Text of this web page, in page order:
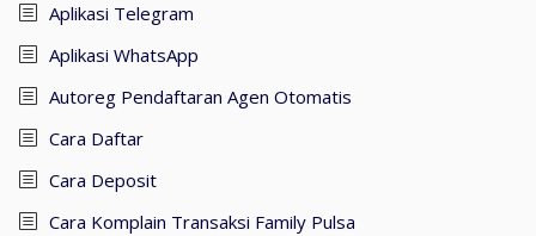
Aplikasi Telegram
Aplikasi WhatsApp
Autoreg Pendaftaran Agen Otomatis
Cara Daftar
Cara Deposit
Cara Komplain Transaksi Family Pulsa